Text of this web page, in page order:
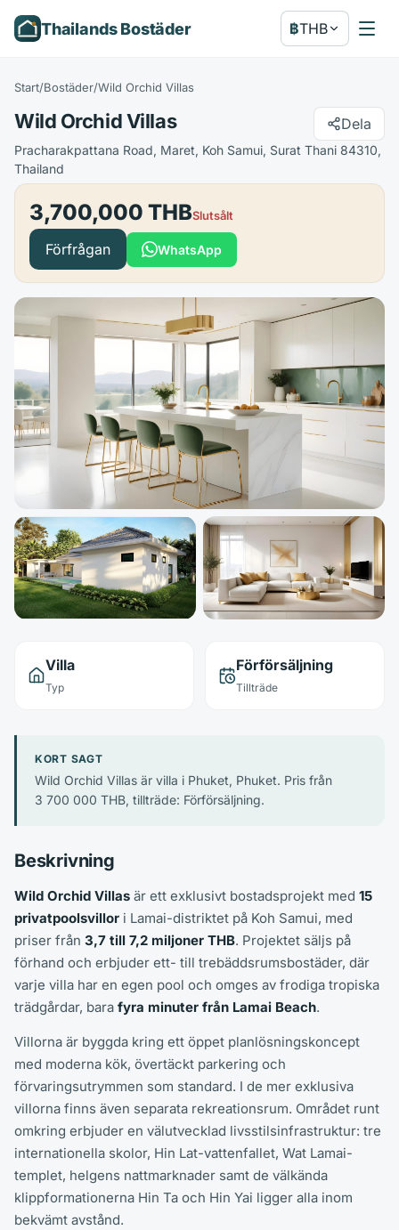
Thailands Bostäder ฿THB
Start/Bostäder/Wild Orchid Villas
Wild Orchid Villas Dela
Pracharakpattana Road, Maret, Koh Samui, Surat Thani 84310,
Thailand
3,700,000 THBSlutsålt
Förfrågan WhatsApp
Villa
Typ
Förförsäljning
Tillträde
KORT SAGT
Wild Orchid Villas är villa i Phuket, Phuket. Pris från
3 700 000 THB, tillträde: Förförsäljning.
Beskrivning
Wild Orchid Villas är ett exklusivt bostadsprojekt med 15
privatpoolsvillor i Lamai-distriktet på Koh Samui, med
priser från 3,7 till 7,2 miljoner THB. Projektet säljs på
förhand och erbjuder ett- till trebäddsrumsbostäder, där
varje villa har en egen pool och omges av frodiga tropiska
trädgårdar, bara fyra minuter från Lamai Beach.
Villorna är byggda kring ett öppet planlösningskoncept
med moderna kök, övertäckt parkering och
förvaringsutrymmen som standard. I de mer exklusiva
villorna finns även separata rekreationsrum. Området runt
omkring erbjuder en välutvecklad livsstilsinfrastruktur: tre
internationella skolor, Hin Lat-vattenfallet, Wat Lamai-
templet, helgens nattmarknader samt de välkända
klippformationerna Hin Ta och Hin Yai ligger alla inom
bekvämt avstånd.